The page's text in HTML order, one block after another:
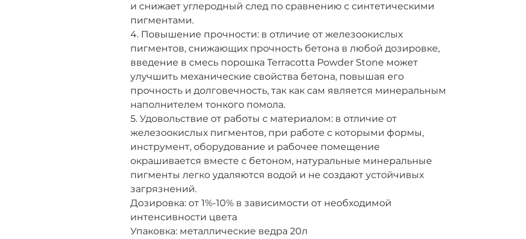
и снижает углеродный след по сравнению с синтетическими
пигментами.
4. Повышение прочности: в отличие от железоокислых
пигментов, снижающих прочность бетона в любой дозировке,
введение в смесь порошка Terracotta Powder Stone может
улучшить механические свойства бетона, повышая его
прочность и долговечность, так как сам является минеральным
наполнителем тонкого помола.
5. Удовольствие от работы с материалом: в отличие от
железоокислых пигментов, при работе с которыми формы,
инструмент, оборудование и рабочее помещение
окрашивается вместе с бетоном, натуральные минеральные
пигменты легко удаляются водой и не создают устойчивых
загрязнений.
Дозировка: от 1%-10% в зависимости от необходимой
интенсивности цвета
Упаковка: металлические ведра 20л